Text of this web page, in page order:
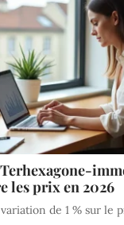
les prix en 2026
de 1 % sur le